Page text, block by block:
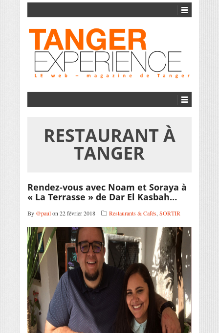
RESTAURANT À
TANGER
Rendez-vous avec Noam et Soraya à
« La Terrasse » de Dar El Kasbah…
By @paulon 22 février 2018 Restaurants & Cafés, SORTIR